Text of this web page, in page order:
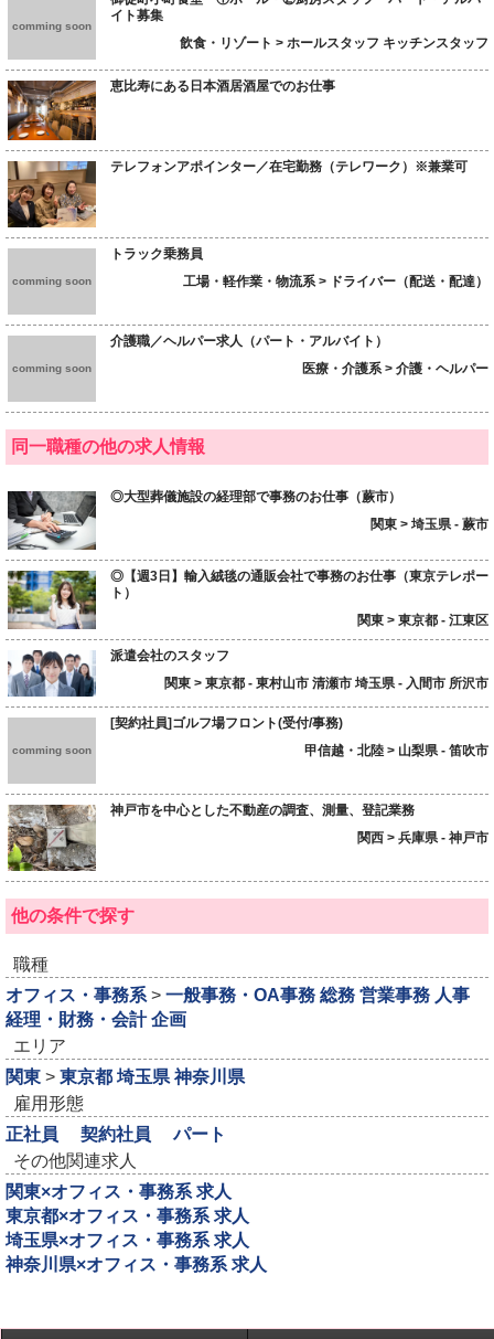
comming soon
イト募集
飲食・リゾート > ホールスタッフ キッチンスタッフ
恵比寿にある日本酒居酒屋でのお仕事
テレフォンアポインター／在宅勤務（テレワーク）※兼業可
comming soon
トラック乗務員
工場・軽作業・物流系 > ドライバー（配送・配達）
comming soon
介護職／ヘルパー求人（パート・アルバイト）
医療・介護系 > 介護・ヘルパー
同一職種の他の求人情報
◎大型葬儀施設の経理部で事務のお仕事（蕨市）
関東 > 埼玉県 - 蕨市
◎【週3日】輸入絨毯の通販会社で事務のお仕事（東京テレポー
ト）
関東 > 東京都 - 江東区
派遣会社のスタッフ
関東 > 東京都 - 東村山市 清瀬市 埼玉県 - 入間市 所沢市
comming soon
[契約社員]ゴルフ場フロント(受付/事務)
甲信越・北陸 > 山梨県 - 笛吹市
神戸市を中心とした不動産の調査、測量、登記業務
関西 > 兵庫県 - 神戸市
他の条件で探す
職種
オフィス・事務系 > 一般事務・OA事務 総務 営業事務 人事
経理・財務・会計 企画
エリア
関東 > 東京都 埼玉県 神奈川県
雇用形態
正社員
契約社員
パート
その他関連求人
関東×オフィス・事務系 求人
東京都×オフィス・事務系 求人
埼玉県×オフィス・事務系 求人
神奈川県×オフィス・事務系 求人